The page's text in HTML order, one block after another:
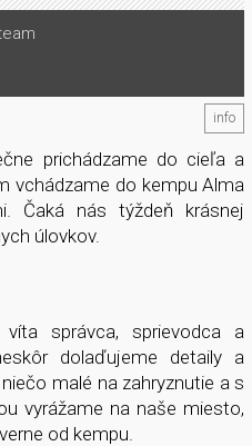
info
prichádzame do cieľa a
vchádzame do kempu Alma
Čaká nás týždeň krásnej
úlovkov.
správca, sprievodca a
dolaďujeme detaily a
malé na zahryznutie a s
vyrážame na naše miesto,
od kempu.